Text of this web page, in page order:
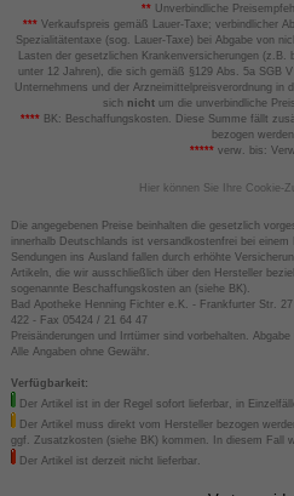
** Unverbindliche
*** Verkaufspreis gemäß Lauer-Taxe; verbindlicher
Spezialitätentaxe (sog. Lauer-Taxe) bei Abgabe von
Lasten der gesetzlichen Krankenversicherungen
unter 12 Jahren), die sich gemäß §129 Abs. 5a SGB
Unternehmens und der Arzneimittelpreisverordnung in
sich nicht um die unverbindliche
****BK: Beschaffungskosten. Diese Summe fällt
bezogen
*****verw. bis:
Hier können Sie Ihre Cookie-
Die angegebenen Preise beinhalten die gesetzlich
innerhalb Deutschlands ist versandkostenfrei bei
Sendungen ins Ausland fallen durch erhöhte
Artikeln, die wir ausschließlich über den Hersteller
sogenannte Beschaffungskosten an (siehe BK).
Bad Apotheke Henning Fichter e.K. - Frankfurter Str.
422 - Fax 05424 / 21 64 47
Preisänderungen und Irrtümer sind vorbehalten.
Alle Angaben ohne Gewähr.
Verfügbarkeit:
Der Artikel ist in der Regel sofort lieferbar, in
Der Artikel muss direkt vom Hersteller bezogen
ggf. Zusatzkosten (siehe BK) kommen. In diesem Fall
Der Artikel ist derzeit nicht lieferbar.